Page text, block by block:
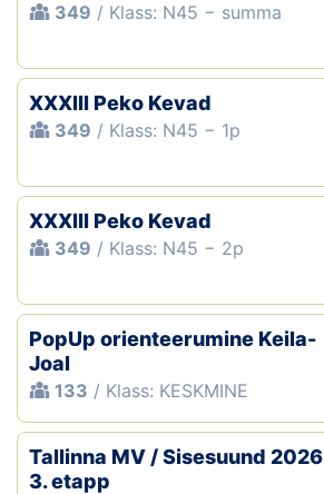
349 / Klass: N45 − summa
XXXIII Peko Kevad
349 / Klass: N45 − 1p
XXXIII Peko Kevad
349 / Klass: N45 − 2p
PopUp orienteerumine Keila-
Joal
133 / Klass: KESKMINE
Tallinna MV / Sisesuund 2026
3. etapp